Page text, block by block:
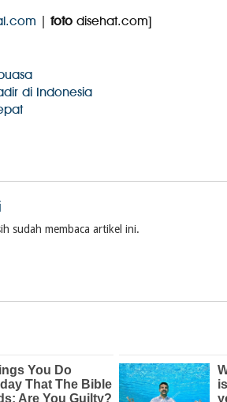
| fotodisehat.com]
di Indonesia
sudah membaca artikel ini.